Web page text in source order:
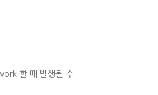
할 때 발생될 수